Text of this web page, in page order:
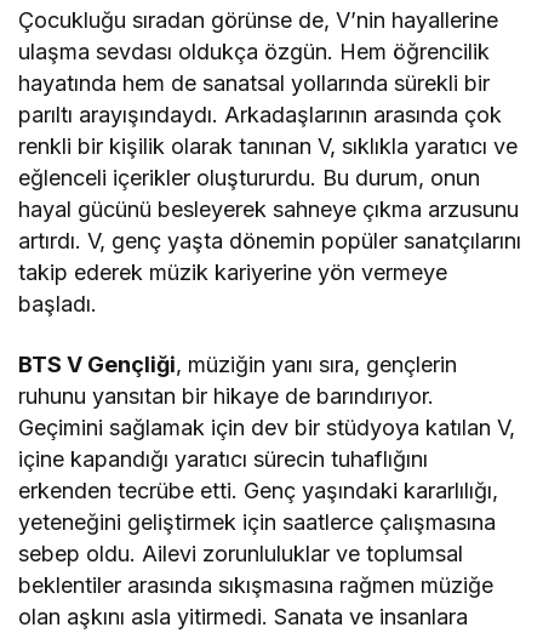
Çocukluğu sıradan görünse de, V’nin hayallerine
ulaşma sevdası oldukça özgün. Hem öğrencilik
hayatında hem de sanatsal yollarında sürekli bir
parıltı arayışındaydı. Arkadaşlarının arasında çok
renkli bir kişilik olarak tanınan V, sıklıkla yaratıcı ve
eğlenceli içerikler oluştururdu. Bu durum, onun
hayal gücünü besleyerek sahneye çıkma arzusunu
artırdı. V, genç yaşta dönemin popüler sanatçılarını
takip ederek müzik kariyerine yön vermeye
başladı.
BTS V Gençliği, müziğin yanı sıra, gençlerin
ruhunu yansıtan bir hikaye de barındırıyor.
Geçimini sağlamak için dev bir stüdyoya katılan V,
içine kapandığı yaratıcı sürecin tuhaflığını
erkenden tecrübe etti. Genç yaşındaki kararlılığı,
yeteneğini geliştirmek için saatlerce çalışmasına
sebep oldu. Ailevi zorunluluklar ve toplumsal
beklentiler arasında sıkışmasına rağmen müziğe
olan aşkını asla yitirmedi. Sanata ve insanlara